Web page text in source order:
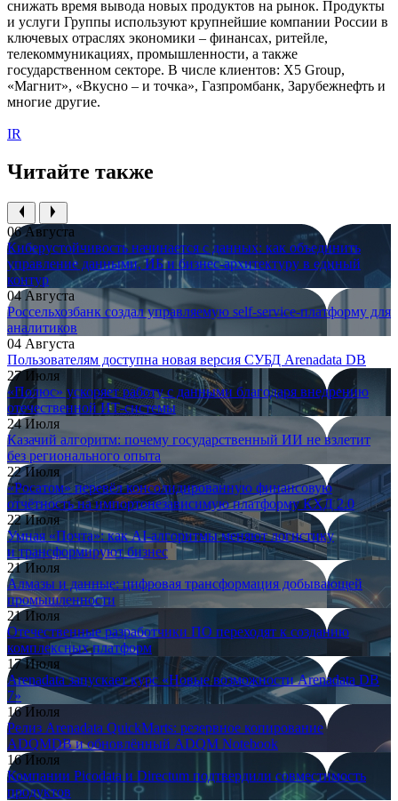
снижать время вывода новых продуктов на рынок. Продукты
и услуги Группы используют крупнейшие компании России в
ключевых отраслях экономики – финансах, ритейле,
телекоммуникациях, промышленности, а также
государственном секторе. В числе клиентов: X5 Group,
«Магнит», «Вкусно – и точка», Газпромбанк, Зарубежнефть и
многие другие.
IR
Читайте также
06 Августа
Киберустойчивость начинается с данных: как объединить
управление данными, ИБ и бизнес-архитектуру в единый
контур
04 Августа
Россельхозбанк создал управляемую self-service-платформу для
аналитиков
04 Августа
Пользователям доступна новая версия СУБД Arenadata DB
27 Июля
«Полюс» ускоряет работу с данными благодаря внедрению
отечественной ИТ-системы
24 Июля
Казачий алгоритм: почему государственный ИИ не взлетит
без регионального опыта
22 Июля
«Росатом» перевёл консолидированную финансовую
отчётность на импортонезависимую платформу КХД 2.0
22 Июля
Умная «Почта»: как AI-алгоритмы меняют логистику
и трансформируют бизнес
21 Июля
Алмазы и данные: цифровая трансформация добывающей
промышленности
21 Июля
Отечественные разработчики ПО переходят к созданию
комплексных платформ
17 Июля
Arenadata запускает курс «Новые возможности Arenadata DB
7»
16 Июля
Релиз Arenadata QuickMarts: резервное копирование
ADQMDB и обновлённый ADQM Notebook
16 Июля
Компании Picodata и Directum подтвердили совместимость
продуктов